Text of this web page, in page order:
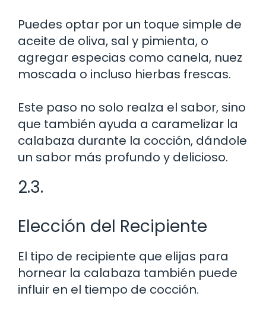
Puedes optar por un toque simple de
aceite de oliva, sal y pimienta, o
agregar especias como canela, nuez
moscada o incluso hierbas frescas.
Este paso no solo realza el sabor, sino
que también ayuda a caramelizar la
calabaza durante la cocción, dándole
un sabor más profundo y delicioso.
2.3.
Elección del Recipiente
El tipo de recipiente que elijas para
hornear la calabaza también puede
influir en el tiempo de cocción.